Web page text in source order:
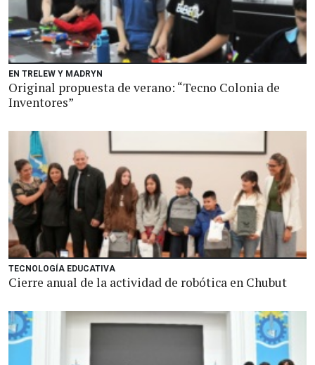
EN TRELEW Y MADRYN
Original propuesta de verano: “Tecno Colonia de
Inventores”
TECNOLOGÍA EDUCATIVA
Cierre anual de la actividad de robótica en Chubut